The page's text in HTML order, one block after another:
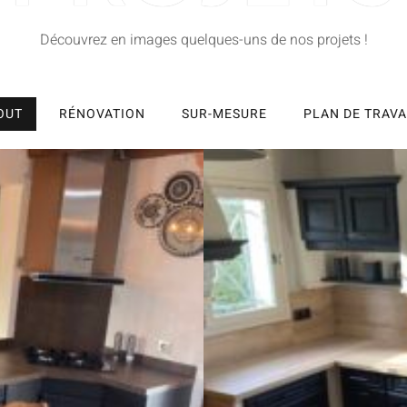
Découvrez en images quelques-uns de nos projets !
RÉNOVATION SUR-MESURE PLAN DE